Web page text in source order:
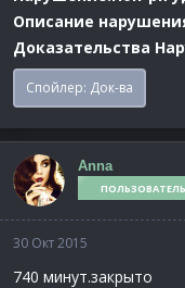
Описание
Доказательства
Спойлер: Док-ва
Anna
ПОЛЬЗОВАТЕЛЬ
30 Окт 2015
740 минут.закрыто